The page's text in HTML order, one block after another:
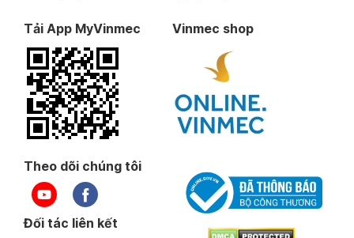
Tải App MyVinmec Vinmec shop
Theo dõi chúng tôi
Đối tác liên kết